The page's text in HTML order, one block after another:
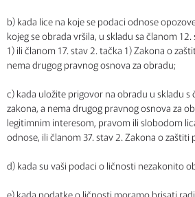
b) kada lice na koje se podaci odnose
kojeg se obrada vršila, u skladu sa članom 12.
1) ili članom 17. stav 2. tačka 1) Zakona o
nema drugog pravnog osnova za obradu;
c) kada uložite prigovor na obradu u skladu s
zakona, a nema drugog pravnog osnova za
legitimnim interesom, pravom ili slobodom
odnose, ili članom 37. stav 2. Zakona o
d) kada su vaši podaci o ličnosti nezakonito
e) kada podatke o ličnosti moramo brisati